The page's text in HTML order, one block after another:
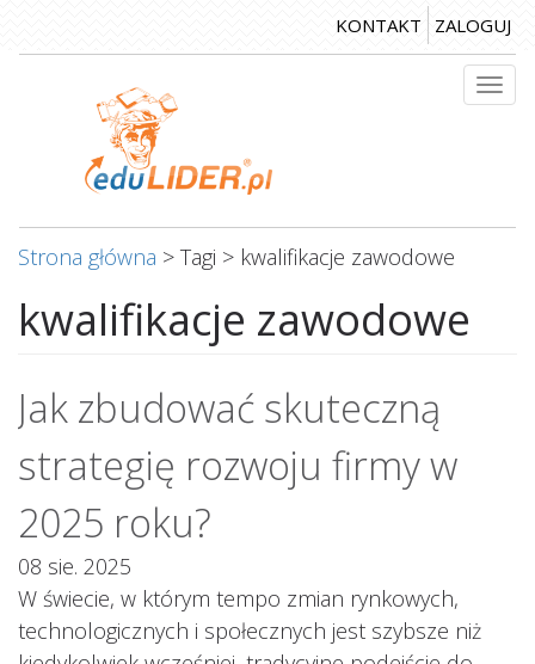
do
KONTAKT ZALOGUJ
Strona główna > Tagi > kwalifikacje zawodowe
kwalifikacje zawodowe
Jak zbudować skuteczną
strategię rozwoju firmy w
2025 roku?
08 sie. 2025
W świecie, w którym tempo zmian rynkowych,
technologicznych i społecznych jest szybsze niż